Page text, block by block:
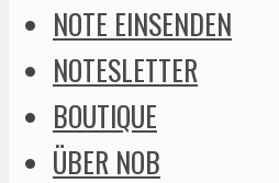
NOTE EINSENDEN
NOTESLETTER
BOUTIQUE
ÜBER NOB